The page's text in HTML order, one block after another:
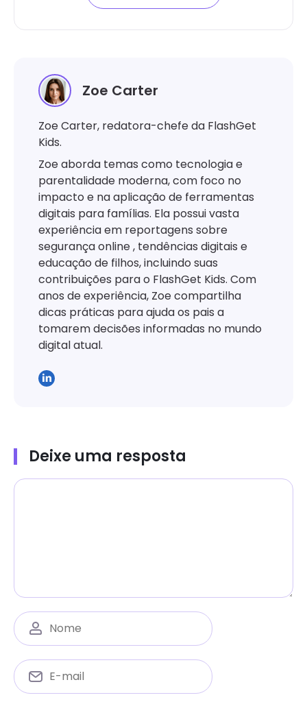
Zoe Carter
Zoe Carter, redatora-chefe da FlashGet
Kids.
Zoe aborda temas como tecnologia e
parentalidade moderna, com foco no
impacto e na aplicação de ferramentas
digitais para famílias. Ela possui vasta
experiência em reportagens sobre
segurança online , tendências digitais e
educação de filhos, incluindo suas
contribuições para o FlashGet Kids. Com
anos de experiência, Zoe compartilha
dicas práticas para ajuda os pais a
tomarem decisões informadas no mundo
digital atual.
Deixe uma resposta